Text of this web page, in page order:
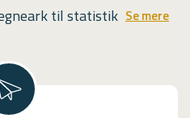
til statistik Se mere